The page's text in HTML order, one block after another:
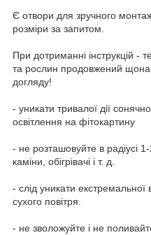
Є отвори для зручного
розміри за запитом.
При дотриманні інструкцій -
та рослин продовжений
догляду!
- уникати тривалої дії
освітлення на фітокартину
- не розташовуйте в радіусі
каміни, обігрівачі і т. д.
- слід уникати
сухого повітря.
- не зволожуйте і не